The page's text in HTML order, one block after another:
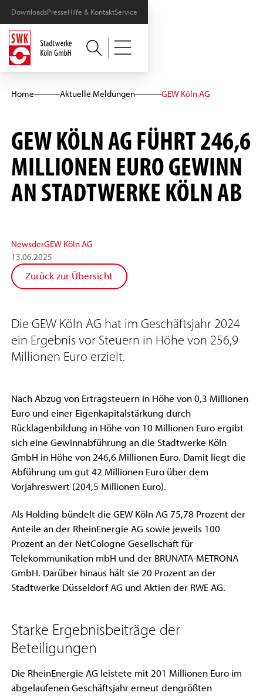
DownloadsPresseHilfe & KontaktService
Home Aktuelle Meldungen GEW Köln AG
GEW KÖLN AG FÜHRT 246,6
MILLIONEN EURO GEWINN
AN STADTWERKE KÖLN AB
NewsderGEW Köln AG
13.06.2025
Zurück zur Übersicht
Die GEW Köln AG hat im Geschäftsjahr 2024
ein Ergebnis vor Steuern in Höhe von 256,9
Millionen Euro erzielt.
Nach Abzug von Ertragsteuern in Höhe von 0,3 Millionen
Euro und einer Eigenkapitalstärkung durch
Rücklagenbildung in Höhe von 10 Millionen Euro ergibt
sich eine Gewinnabführung an die Stadtwerke Köln
GmbH in Höhe von 246,6 Millionen Euro. Damit liegt die
Abführung um gut 42 Millionen Euro über dem
Vorjahreswert (204,5 Millionen Euro).
Als Holding bündelt die GEW Köln AG 75,78 Prozent der
Anteile an der RheinEnergie AG sowie jeweils 100
Prozent an der NetCologne Gesellschaft für
Telekommunikation mbH und der BRUNATA-METRONA
GmbH. Darüber hinaus hält sie 20 Prozent an der
Stadtwerke Düsseldorf AG und Aktien der RWE AG.
Starke Ergebnisbeiträge der
Beteiligungen
Die RheinEnergie AG leistete mit 201 Millionen Euro im
abgelaufenen Geschäftsjahr erneut dengrößten